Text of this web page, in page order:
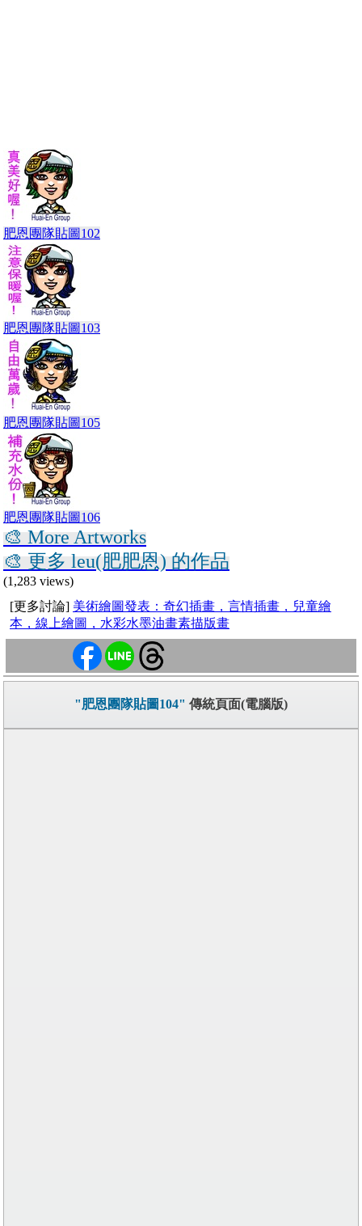
肥恩團隊貼圖102
肥恩團隊貼圖103
肥恩團隊貼圖105
肥恩團隊貼圖106
🎨 More Artworks
🎨 更多 leu(肥肥恩) 的作品
(1,283 views)
[更多討論] 美術繪圖發表：奇幻插畫，言情插畫，兒童繪
本，線上繪圖，水彩水墨油畫素描版畫
"肥恩團隊貼圖104" 傳統頁面(電腦版)